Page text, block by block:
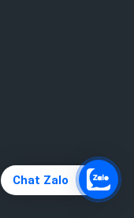
Chat Zalo